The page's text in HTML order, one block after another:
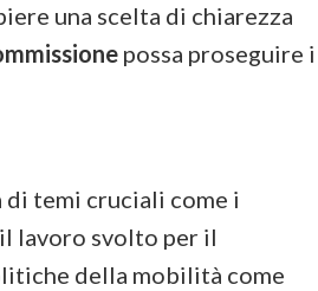
una scelta di chiarezza
possa proseguire i
di temi cruciali come i
lavoro svolto per il
della mobilità come